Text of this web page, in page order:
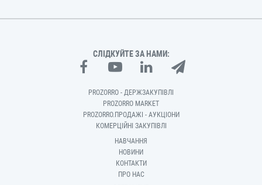
СЛІДКУЙТЕ ЗА НАМИ:
PROZORRO - ДЕРЖЗАКУПІВЛІ
PROZORRO MARKET
PROZORRO.ПРОДАЖІ - АУКЦІОНИ
КОМЕРЦІЙНІ ЗАКУПІВЛІ
НАВЧАННЯ
НОВИНИ
КОНТАКТИ
ПРО НАС